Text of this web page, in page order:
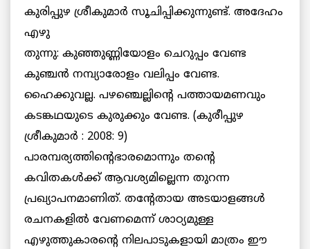
കുരിപ്പുഴ ശ്രീകുമാര്‍ സൂചിപ്പിക്കുന്നുണ്ട്. അദേഹം
എഴു
തുന്നു: കുഞ്ഞുണ്ണിയോളം ചെറുപ്പം വേണ്ട
കുഞ്ചന്‍ നമ്പ്യാരോളം വലിപ്പം വേണ്ട.
ഹൈക്കുവല്ല. പഴഞ്ചെല്ലിന്റെ പത്തായമണവും
കടങ്കഥയുടെ കുരുക്കും വേണ്ട. (കുരീപ്പുഴ
ശ്രീകുമാര്‍ : 2008: 9)
പാരമ്പര്യത്തിന്റെഭാരമൊന്നും തന്റെ
കവിതകള്‍ക്ക് ആവശ്യമില്ലെന്ന തുറന്ന
പ്രഖ്യാപനമാണിത്. തന്റേതായ അടയാളങ്ങള്‍
രചനകളില്‍ വേണമെന്ന് ശാഠ്യമുള്ള
എഴുത്തുകാരന്റെ നിലപാടുകളായി മാത്രം ഈ